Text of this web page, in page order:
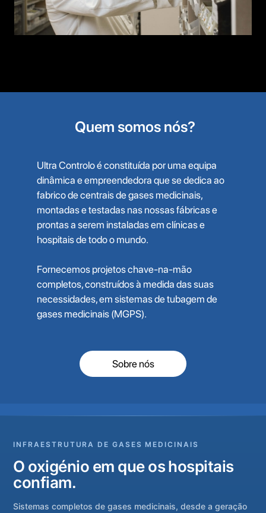
Quem somos nós?
Ultra Controlo é constituída por uma equipa
dinâmica e empreendedora que se dedica ao
fabrico de centrais de gases medicinais,
montadas e testadas nas nossas fábricas e
prontas a serem instaladas em clínicas e
hospitais de todo o mundo.
Fornecemos projetos chave-na-mão
completos, construídos à medida das suas
necessidades, em sistemas de tubagem de
gases medicinais (MGPS).
Sobre nós
INFRAESTRUTURA DE GASES MEDICINAIS
O oxigénio em que os hospitais
confiam.
Sistemas completos de gases medicinais, desde a geração